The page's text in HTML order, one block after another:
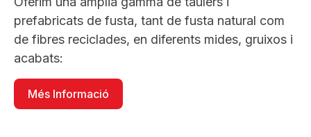
prefabricats de fusta, tant de fusta natural com
de fibres reciclades, en diferents mides, gruixos i
acabats:
Més Informació